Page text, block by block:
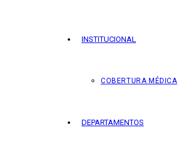
INSTITUCIONAL
COBERTURA MÉDICA
DEPARTAMENTOS